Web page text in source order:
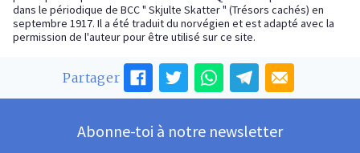
dans le périodique de BCC " Skjulte Skatter " (Trésors cachés) en
septembre 1917. Il a été traduit du norvégien et est adapté avec la
permission de l'auteur pour être utilisé sur ce site.
Partager
Abonne-toi à notre newsletter